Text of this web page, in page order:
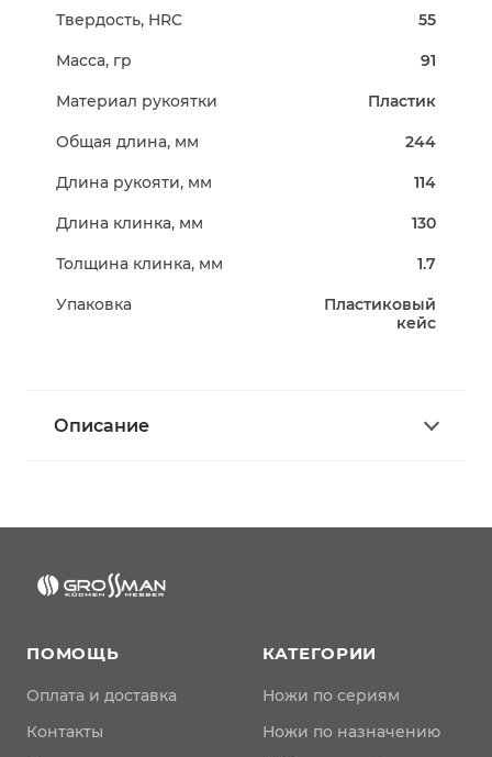
Твердость, HRC 55
Масса, гр 91
Материал рукоятки Пластик
Общая длина, мм 244
Длина рукояти, мм 114
Длина клинка, мм 130
Толщина клинка, мм 1.7
Упаковка
Пластиковый
кейс
Описание
ПОМОЩЬ
Оплата и доставка
Контакты
КАТЕГОРИИ
Ножи по сериям
Ножи по назначению